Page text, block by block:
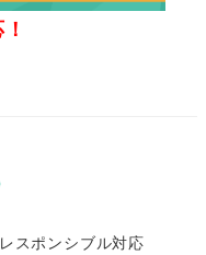
スポンシブル対応